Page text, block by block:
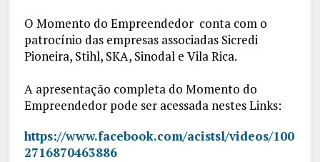
O Momento do Empreendedor conta com o
patrocínio das empresas associadas Sicredi
Pioneira, Stihl, SKA, Sinodal e Vila Rica.
A apresentação completa do Momento do
Empreendedor pode ser acessada nestes Links:
https://www.facebook.com/acistsl/videos/100
2716870463886